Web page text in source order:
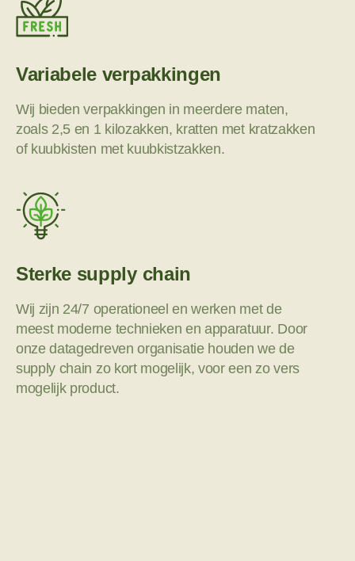
Variabele verpakkingen
Wij bieden verpakkingen in meerdere maten,
zoals 2,5 en 1 kilozakken, kratten met kratzakken
of kuubkisten met kuubkistzakken.
Sterke supply chain
Wij zijn 24/7 operationeel en werken met de
meest moderne technieken en apparatuur. Door
onze datagedreven organisatie houden we de
supply chain zo kort mogelijk, voor een zo vers
mogelijk product.